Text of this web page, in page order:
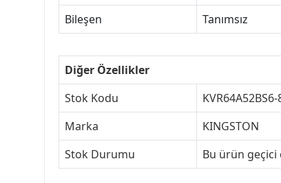
Bileşen
Tanımsız
Diğer Özellikler
Stok Kodu
KVR64A52BS6-
Marka
KINGSTON
Stok Durumu
Bu ürün